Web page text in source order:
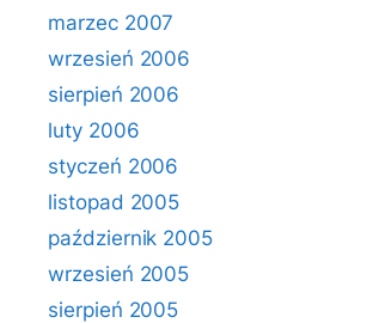
marzec 2007
wrzesień 2006
sierpień 2006
luty 2006
styczeń 2006
listopad 2005
październik 2005
wrzesień 2005
sierpień 2005